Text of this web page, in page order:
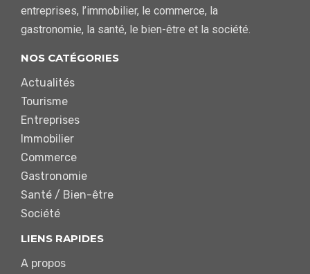
entreprises, l’immobilier, le commerce, la
gastronomie, la santé, le bien-être et la société.
NOS CATÉGORIES
Actualités
Tourisme
Entreprises
Immobilier
Commerce
Gastronomie
Santé / Bien-être
Société
LIENS RAPIDES
A propos